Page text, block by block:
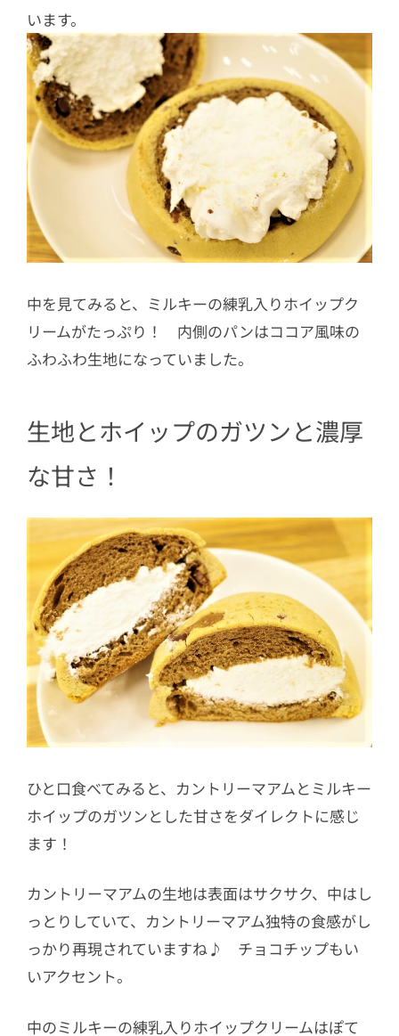
います。
中を見てみると、ミルキーの練乳入りホイップク
リームがたっぷり！ 内側のパンはココア風味の
ふわふわ生地になっていました。
生地とホイップのガツンと濃厚
な甘さ！
ひと口食べてみると、カントリーマアムとミルキー
ホイップのガツンとした甘さをダイレクトに感じ
ます！
カントリーマアムの生地は表面はサクサク、中はし
っとりしていて、カントリーマアム独特の食感がし
っかり再現されていますね♪ チョコチップもい
いアクセント。
中のミルキーの練乳入りホイップクリームはぽて